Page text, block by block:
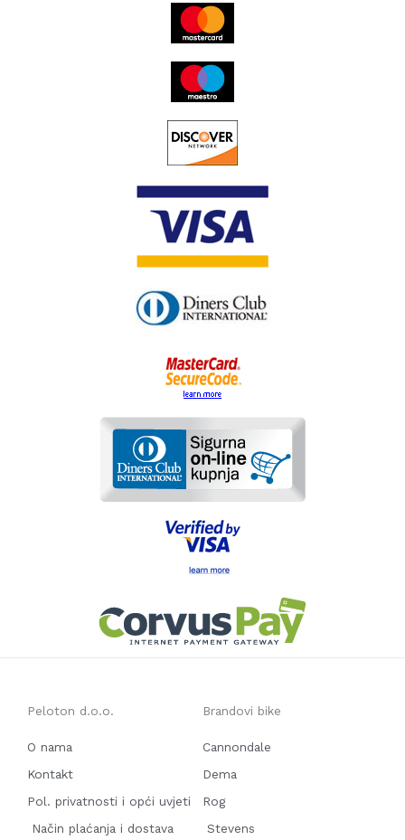
Peloton d.o.o.
O nama
Kontakt
Pol. privatnosti i opći uvjeti
Način plaćanja i dostava
Brandovi bike
Cannondale
Dema
Rog
Stevens